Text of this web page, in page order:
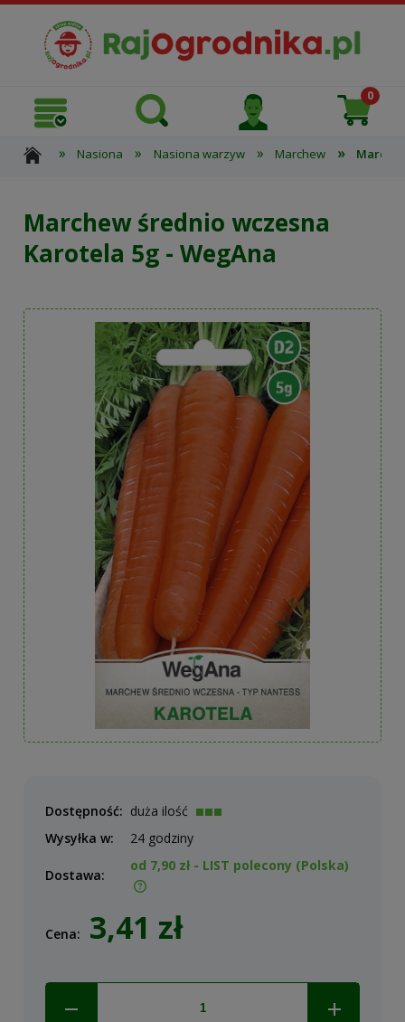
» Nasiona » Nasiona warzyw » Marchew »
Marchew średnio wczesna
Karotela 5g - WegAna
Dostępność: duża ilość
Wysyłka w:
24 godziny
Dostawa:
od 7,90 zł - LIST polecony (Polska)
Cena: 3,41 zł